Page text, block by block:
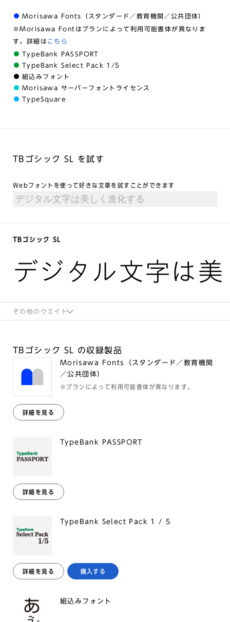
Morisawa Fonts（スタンダード／教育機関／公共団体）
※Morisawa Fontはプランによって利用可能書体が異なりま
す。詳細は こちら
TypeBank PASSPORT
TypeBank Select Pack 1/5
組込みフォント
Morisawa サーバーフォントライセンス
TypeSquare
TBゴシック SL を試す
Webフォントを使って好きな文章を試すことができます
TBゴシック SL
デジタル文字は
その他のウエイト
TBゴシック SL の収録製品
Morisawa Fonts（スタンダード／教育機関
／公共団体）
※プランによって利用可能書体が異なります。
詳細を見る
TypeBank PASSPORT
詳細を見る
TypeBank Select Pack 1 / 5
詳細を見る 購入する
組込みフォント